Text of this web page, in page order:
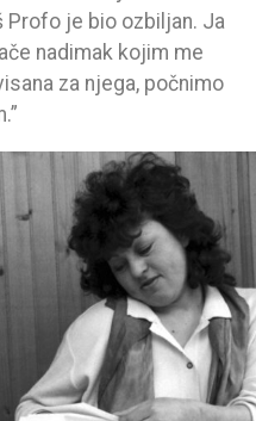
Profo je bio ozbiljan. Ja
nadimak kojim me
za njega, počnimo